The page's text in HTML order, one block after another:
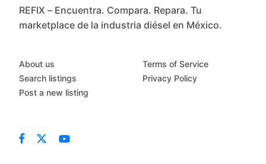
REFIX – Encuentra. Compara. Repara. Tu
marketplace de la industria diésel en México.
About us
Search listings
Post a new listing
Terms of Service
Privacy Policy